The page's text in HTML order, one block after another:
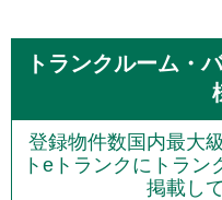
トランクルーム・
登録物件数国内最大
トeトランクにトラン
掲載し